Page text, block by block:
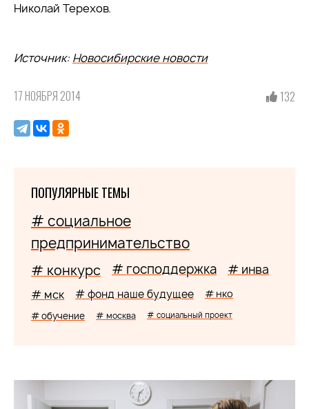
Николай Терехов.
Источник: Новосибирские новости
17 НОЯБРЯ 2014 132
ПОПУЛЯРНЫЕ ТЕМЫ
# социальное
предпринимательство
# конкурс # господдержка # инва
# мск # фонд наше будущее # нко
# обучение # москва # социальный проект